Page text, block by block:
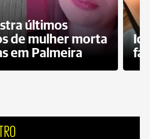
últimos
de mulher morta
em Palmeira